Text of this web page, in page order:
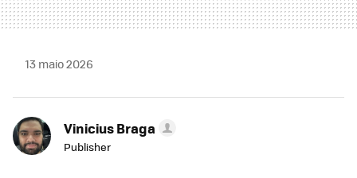
13 maio 2026
Vinicius Braga
Publisher